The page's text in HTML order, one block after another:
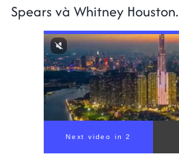
Spears và Whitney Houston.